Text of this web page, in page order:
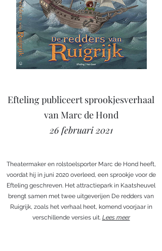
Efteling publiceert sprookjesverhaal
van Marc de Hond
26 februari 2021
Theatermaker en rolstoelsporter Marc de Hond heeft,
voordat hij in juni 2020 overleed, een sprookje voor de
Efteling geschreven. Het attractiepark in Kaatsheuvel
brengt samen met twee uitgeverijen De redders van
Ruigrijk, zoals het verhaal heet, komend voorjaar in
verschillende versies uit. Lees meer